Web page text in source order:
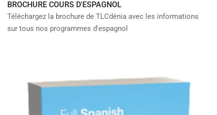
BROCHURE COURS D'ESPAGNOL
Téléchargez la brochure de TLCdénia avec les informations
sur tous nos programmes d'espagnol